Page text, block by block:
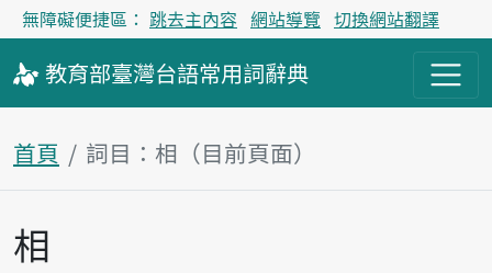
無障礙便捷區： 跳去主內容 網站導覽 切換網站翻譯
教育部臺灣台語常用詞辭典
首頁 詞目：相（目前頁面）
主內容區塊
相